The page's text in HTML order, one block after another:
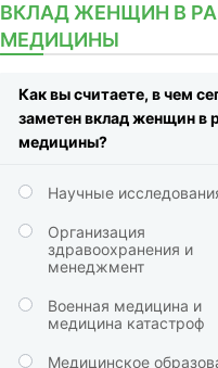
ВКЛАД ЖЕНЩИН В
МЕДИЦИНЫ
Как вы считаете, в чем
заметен вклад женщин в
медицины?
Научные
Организация
здравоохранения и
менеджмент
Военная медицина и
медицина катастроф
Медицинское